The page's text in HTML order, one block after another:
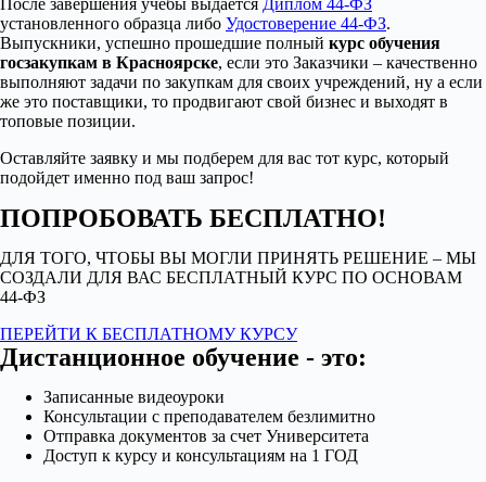
После завершения учебы выдается Диплом 44-ФЗ
установленного образца либо Удостоверение 44-ФЗ.
Выпускники, успешно прошедшие полный курс обучения
госзакупкам в Красноярске, если это Заказчики – качественно
выполняют задачи по закупкам для своих учреждений, ну а если
же это поставщики, то продвигают свой бизнес и выходят в
топовые позиции.
Оставляйте заявку и мы подберем для вас тот курс, который
подойдет именно под ваш запрос!
ПОПРОБОВАТЬ БЕСПЛАТНО!
ДЛЯ ТОГО, ЧТОБЫ ВЫ МОГЛИ ПРИНЯТЬ РЕШЕНИЕ – МЫ
СОЗДАЛИ ДЛЯ ВАС БЕСПЛАТНЫЙ КУРС ПО ОСНОВАМ
44-ФЗ
ПЕРЕЙТИ К БЕСПЛАТНОМУ КУРСУ
Дистанционное обучение - это:
Записанные видеоуроки
Консультации с преподавателем безлимитно
Отправка документов за счет Университета
Доступ к курсу и консультациям на 1 ГОД